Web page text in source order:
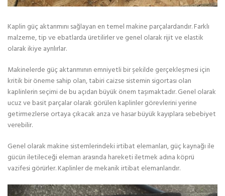
Kaplin güç aktarımını sağlayan en temel makine parçalardandır. Farklı
malzeme, tip ve ebatlarda üretilirler ve genel olarak rijit ve elastik
olarak ikiye ayrılırlar.
Makinelerde güç aktarımının emniyetli bir şekilde gerçekleşmesi için
kritik bir öneme sahip olan, tabiri caizse sistemin sigortası olan
kaplinlerin seçimi de bu açıdan büyük önem taşımaktadır. Genel olarak
ucuz ve basit parçalar olarak görülen kaplinler görevlerini yerine
getirmezlerse ortaya çıkacak arıza ve hasar büyük kayıplara sebebiyet
verebilir.
Genel olarak makine sistemlerindeki irtibat elemanları, güç kaynağı ile
gücün iletileceği eleman arasında hareketi iletmek adına köprü
vazifesi görürler. Kaplinler de mekanik irtibat elemanlarıdır.